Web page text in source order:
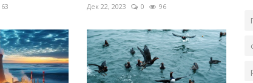
63 Дек 22, 2023 0 96